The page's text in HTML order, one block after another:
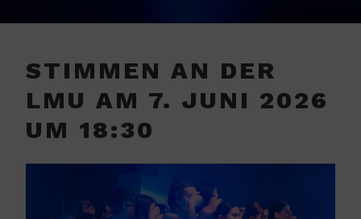
STIMMEN AN DER
LMU AM 7. JUNI 2026
UM 18:30